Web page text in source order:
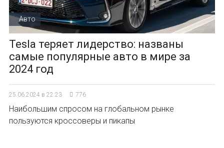
Авто
Tesla теряет лидерство: названы
самые популярные авто в мире за
2024 год
25.06.2024 в 22:23 776
Наибольшим спросом на глобальном рынке
пользуются кроссоверы и пикапы